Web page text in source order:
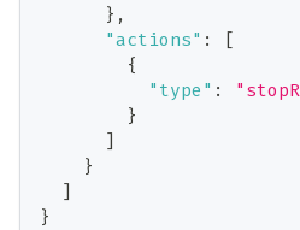
} ,
"actions" :
[
{
"type" :
}
]
}
]
}